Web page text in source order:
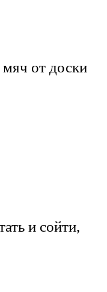
от доски
и сойти,